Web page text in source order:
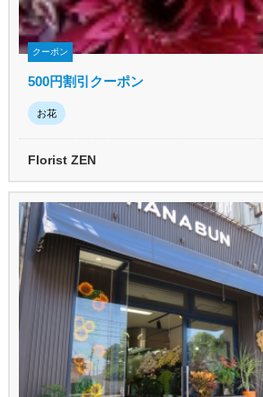
クーポン
500円割引クーポン
お花
Florist ZEN